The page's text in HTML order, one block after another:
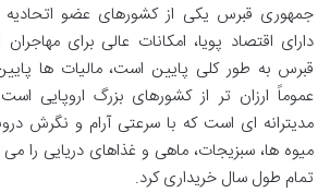
جمهوری قبرس یکی از کشورهای عضو اتحادیه
دارای اقتصاد پویا، امکانات عالی برای
قبرس به طور کلی پایین است، مالیات ها
عموماً ارزان تر از کشورهای بزرگ اروپایی
مدیترانه ای است که با سرعتی آرام و نگرش
میوه ها، سبزیجات، ماهی و غذاهای دریایی را
تمام طول سال خریداری کرد.